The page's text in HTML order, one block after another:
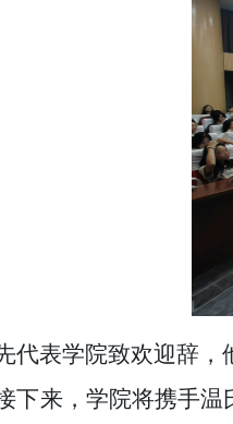
代表学院致欢迎辞，
下来，学院将携手